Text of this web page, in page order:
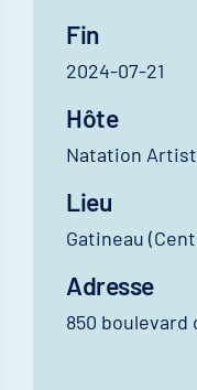
Fin
2024-07-21
Hôte
Natation
Lieu
Gatineau
Adresse
850 boulevard